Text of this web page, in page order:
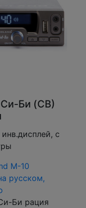
Би (CB)
c
M-10
русском,
Би рация